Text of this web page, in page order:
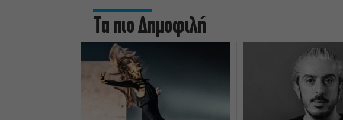
Τα πιο Δημοφιλή